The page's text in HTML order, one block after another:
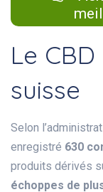
Le
suisse
Selon
enregistré 630
produits dérivés
échoppes de